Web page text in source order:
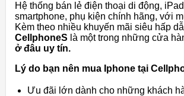
Hệ thống bán lẻ điện thoại di động,
smartphone, phụ kiện chính hãng, với
Kèm theo nhiều khuyến mãi siêu hấp
CellphoneS là một trong những cửa
ở đâu uy tín.
Lý do bạn nên mua Iphone tại
Ưu đãi lớn dành cho những khách